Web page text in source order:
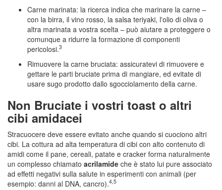
Carne marinata: la ricerca indica che marinare la carne –
con la birra, il vino rosso, la salsa teriyaki, l'olio di oliva o
altra marinata a vostra scelta – può aiutare a proteggere o
comunque a ridurre la formazione di componenti
pericolosi.3
Rimuovere la carne bruciata: assicuratevi di rimuovere e
gettare le parti bruciate prima di mangiare, ed evitate di
usare sugo prodotto dallo sgocciolamento della carne.
Non Bruciate i vostri toast o altri
cibi amidacei
Stracuocere deve essere evitato anche quando si cuociono altri
cibi. La cottura ad alta temperatura di cibi con alto contenuto di
amidi come il pane, cereali, patate e cracker forma naturalmente
un complesso chiamato acrilamide che è stato lui pure associato
ad effetti negativi sulla salute in esperimenti con animali (per
esempio: danni al DNA, cancro).4,5